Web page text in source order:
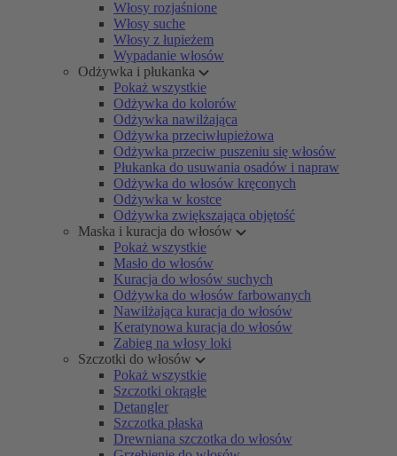
Włosy rozjaśnione
Włosy suche
Włosy z łupieżem
Wypadanie włosów
Odżywka i płukanka
Pokaż wszystkie
Odżywka do kolorów
Odżywka nawilżająca
Odżywka przeciwłupieżowa
Odżywka przeciw puszeniu się włosów
Płukanka do usuwania osadów i napraw
Odżywka do włosów kręconych
Odżywka w kostce
Odżywka zwiększająca objętość
Maska i kuracja do włosów
Pokaż wszystkie
Masło do włosów
Kuracja do włosów suchych
Odżywka do włosów farbowanych
Nawilżająca kuracja do włosów
Keratynowa kuracja do włosów
Zabieg na włosy loki
Szczotki do włosów
Pokaż wszystkie
Szczotki okrągłe
Detangler
Szczotka płaska
Drewniana szczotka do włosów